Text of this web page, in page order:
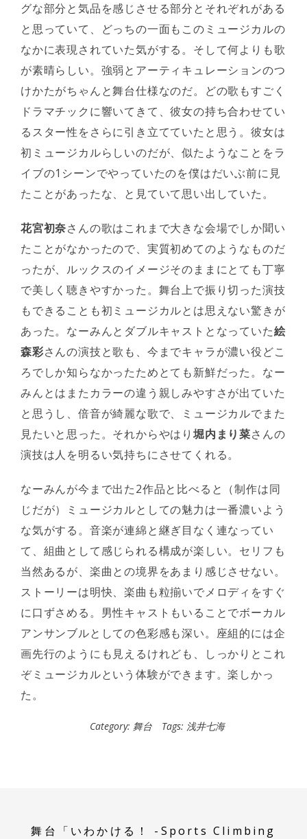
グな部分と気品を感じさせる部分とそれぞれがある
と思っていて、どっちの一面もこのミュージカルの
なかに表現されていた気がする。そして何よりも歌
が素晴らしい。強弱とアーティキュレーションのつ
けかたがちゃんと舞台仕様なのだ。どの歌もすごく
ドラマチックに響いてきて、彼女の持ち合わせてい
るスター性をさらに引き立てていたと思う。彼女は
初ミュージカルらしいのだが、似たようなことをラ
イブの1シーンでやっていたのを僕はだいぶ前に見
たことがあったな、と見ていて思い出していた。
花宮初奈さんの歌はこれまで大きな会場でしか聞い
たことがなかったので、実質初めてのようなものだ
ったが、ルックスのイメージそのままにとても丁寧
で美しく聴きやすかった。舞台上で振り切った演技
もできることも初ミュージカルとは思えない驚きが
あった。なーみんとダブルキャストとなっていた絵
森彩さんの演技と歌も、今までキャラが濃い役どこ
ろでしか知らなかったためとても新鮮だった。なー
みんとはまたカラーの違う親しみやすさが出ていた
と思うし、倍音が綺麗な歌で、ミュージカルでまた
見たいと思った。それからやはり 堀内まり菜さんの
演技は人を明るい気持ちにさせてくれる。
なーみんが今まで出た2作品と比べると（制作は同
じだが）ミュージカルとしての魅力は一番濃いよう
な気がする。音楽が連綿と継ぎ目なく連なってい
て、組曲として感じられる構成が楽しい。セリフも
当然あるが、楽曲との境界をあまり感じさせない。
ストーリーは明快、楽曲も粒揃いでメロディをすぐ
に口ずさめる。男性キャストもいることでボーカル
アンサンブルとしての色彩感も深い。座組的には企
画先行のようにも見えるけれども、しっかりとこれ
ぞミュージカルという体験ができます。楽しかっ
た。
Category: 舞台 Tags: 浅井七海
舞台「いわかける！ -Sports Climbing